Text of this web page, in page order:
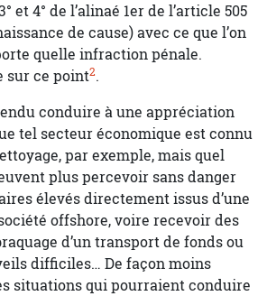
et 4° de l’alinaé 1er de l’article 505
de cause) avec ce que l’on
quelle infraction pénale.
sur ce point2.
conduire à une appréciation
tel secteur économique est connu
par exemple, mais quel
plus percevoir sans danger
élevés directement issus d’une
offshore, voire recevoir des
d’un transport de fonds ou
difficiles… De façon moins
situations qui pourraient conduire